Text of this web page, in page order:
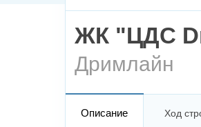
ЖК "ЦДС
Дримлайн
Описание Ход